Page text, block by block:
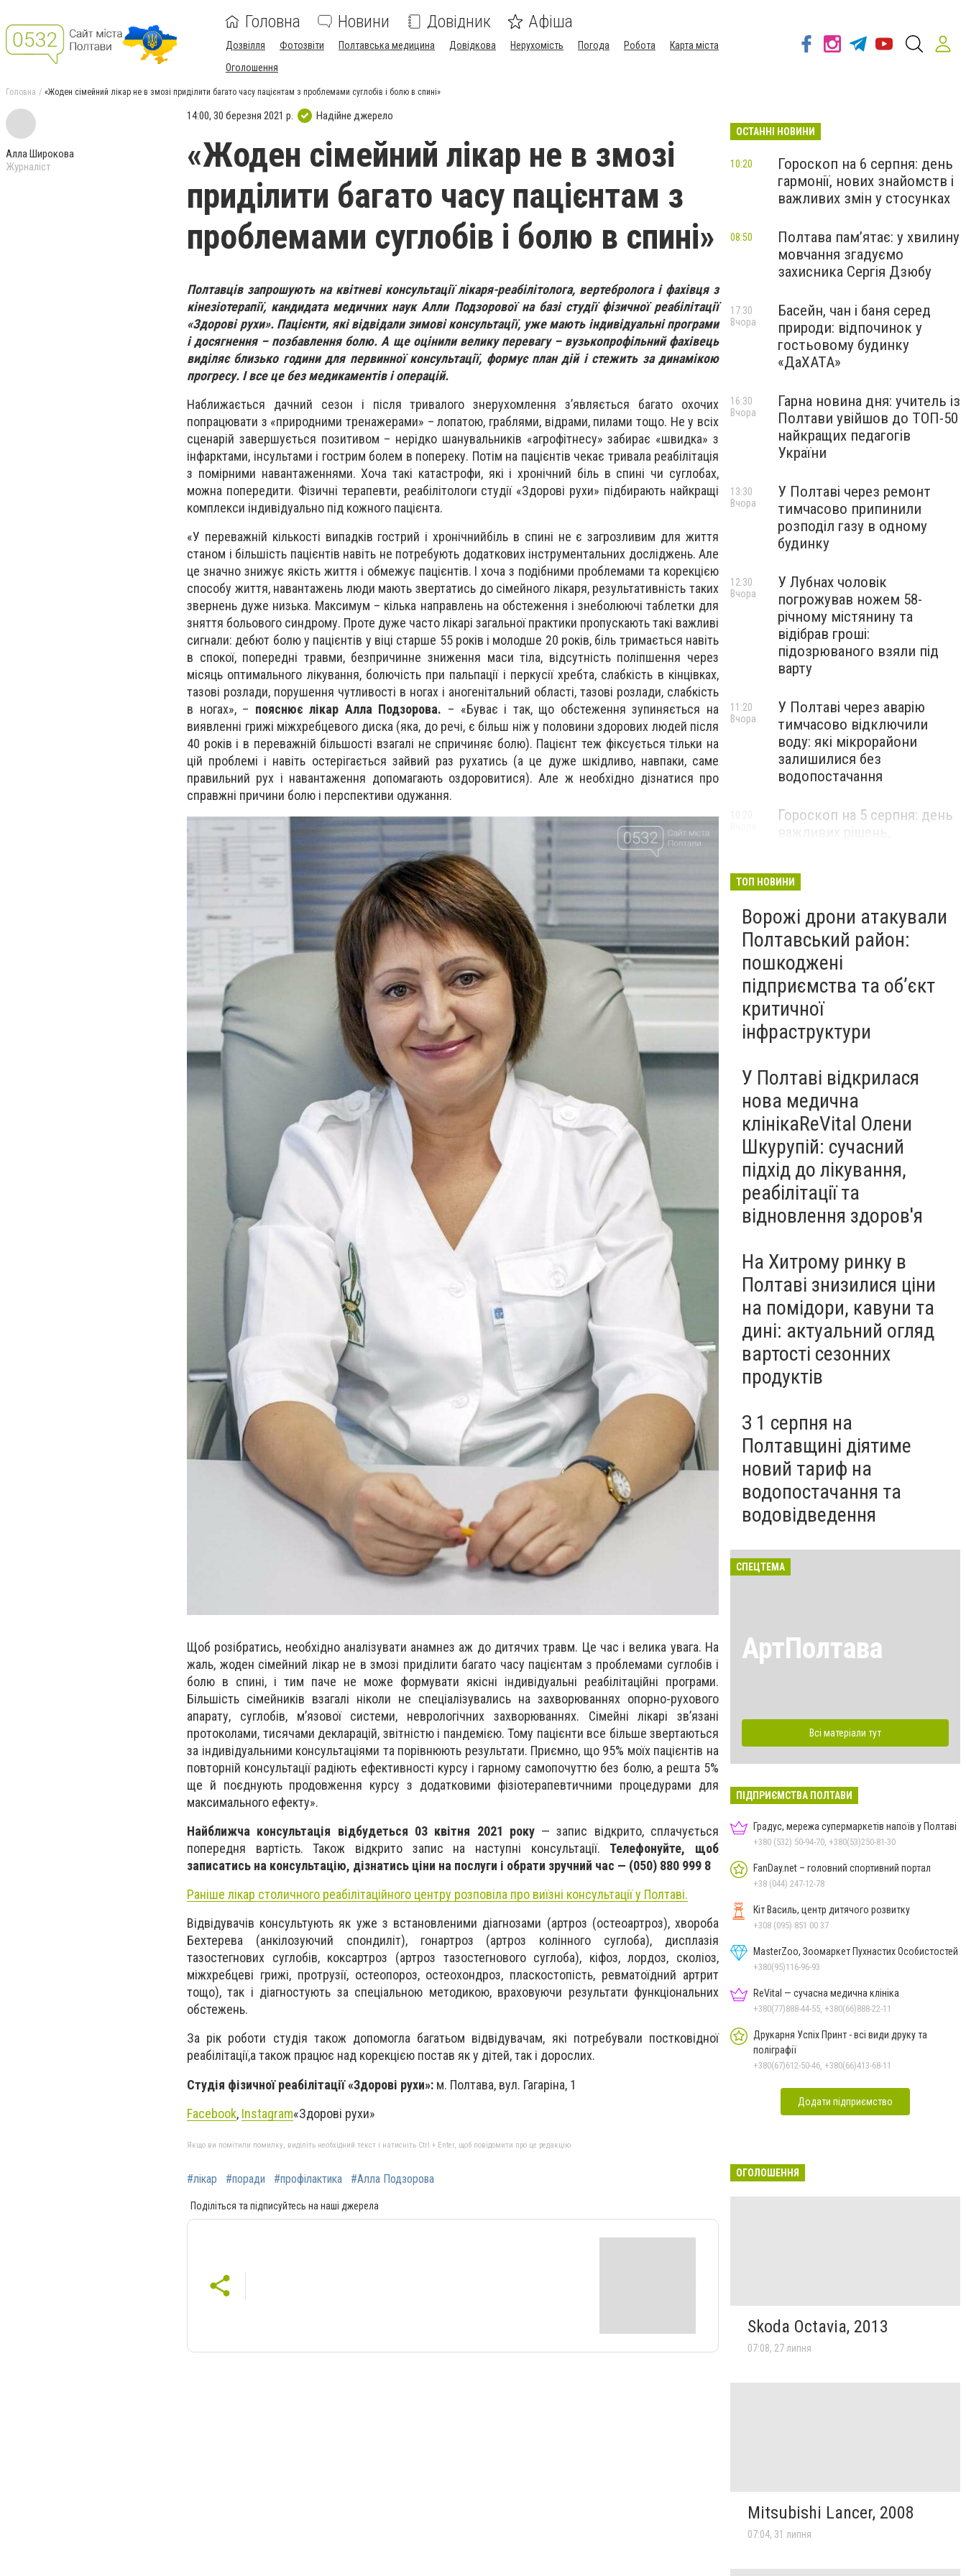
Головна Новини Довідник Афіша
Дозвілля Фотозвіти Полтавська медицина Довідкова Нерухомість Погода Робота
Карта міста
Оголошення
Головна «Жоден сімейний лікар не в змозі приділити багато часу пацієнтам з проблемами суглобів і болю в спині»
Алла Широкова
Журналіст
14:00, 30 березня 2021 р. Надійне джерело
«Жоден сімейний лікар не в змозі
приділити багато часу пацієнтам з
проблемами суглобів і болю в спині»
Полтавців запрошують на квітневі консультації лікаря-реабілітолога, вертебролога і фахівця з
кінезіотерапії, кандидата медичних наук Алли Подзорової на базі студії фізичної реабілітації
«Здорові рухи». Пацієнти, які відвідали зимові консультації, уже мають індивідуальні програми
і досягнення – позбавлення болю. А ще оцінили велику перевагу – вузькопрофільний фахівець
виділяє близько години для первинної консультації, формує план дій і стежить за динамікою
прогресу. І все це без медикаментів і операцій.
Наближається дачний сезон і після тривалого знерухомлення з’являється багато охочих
попрацювати з «природними тренажерами» – лопатою, граблями, відрами, пилами тощо. Не у всіх
сценарій завершується позитивом – нерідко шанувальників «агрофітнесу» забирає «швидка» з
інфарктами, інсультами і гострим болем в попереку. Потім на пацієнтів чекає тривала реабілітація
з помірними навантаженнями. Хоча такі катастрофи, які і хронічний біль в спині чи суглобах,
можна попередити. Фізичні терапевти, реабілітологи студії «Здорові рухи» підбирають найкращі
комплекси індивідуально під кожного пацієнта.
«У переважній кількості випадків гострий і хронічнийбіль в спині не є загрозливим для життя
станом і більшість пацієнтів навіть не потребують додаткових інструментальних досліджень. Але
це значно знижує якість життя і обмежує пацієнтів. І хоча з подібними проблемами та корекцією
способу життя, навантажень люди мають звертатись до сімейного лікаря, результативність таких
звернень дуже низька. Максимум – кілька направлень на обстеження і знеболюючі таблетки для
зняття больового синдрому. Проте дуже часто лікарі загальної практики пропускають такі важливі
сигнали: дебют болю у пацієнтів у віці старше 55 років і молодше 20 років, біль тримається навіть
в спокої, попередні травми, безпричинне зниження маси тіла, відсутність поліпшення через
місяць оптимального лікування, болючість при пальпації і перкусії хребта, слабкість в кінцівках,
тазові розлади, порушення чутливості в ногах і аногенітальний області, тазові розлади, слабкість
в ногах», – пояснює лікар Алла Подзорова. – «Буває і так, що обстеження зупиняється на
виявленні грижі міжхребцевого диска (яка, до речі, є більш ніж у половини здорових людей після
40 років і в переважній більшості взагалі не спричиняє болю). Пацієнт теж фіксується тільки на
цій проблемі і навіть остерігається зайвий раз рухатись (а це дуже шкідливо, навпаки, саме
правильний рух і навантаження допомагають оздоровитися). Але ж необхідно дізнатися про
справжні причини болю і перспективи одужання.
Щоб розібратись, необхідно аналізувати анамнез аж до дитячих травм. Це час і велика увага. На
жаль, жоден сімейний лікар не в змозі приділити багато часу пацієнтам з проблемами суглобів і
болю в спині, і тим паче не може формувати якісні індивідуальні реабілітаційні програми.
Більшість сімейників взагалі ніколи не спеціалізувались на захворюваннях опорно-рухового
апарату, суглобів, м’язової системи, неврологічних захворюваннях. Сімейні лікарі зв’язані
протоколами, тисячами декларацій, звітністю і пандемією. Тому пацієнти все більше звертаються
за індивідуальними консультаціями та порівнюють результати. Приємно, що 95% моїх пацієнтів на
повторній консультації радіють ефективності курсу і гарному самопочуттю без болю, а решта 5%
ще й поєднують продовження курсу з додатковими фізіотерапевтичними процедурами для
максимального ефекту».
Найближча консультація відбудеться 03 квітня 2021 року— запис відкрито, сплачується
попередня вартість. Також відкрито запис на наступні консультації. Телефонуйте, щоб
записатись на консультацію, дізнатись ціни на послуги і обрати зручний час — (050) 880 999 8
Раніше лікар столичного реабілітаційного центру розповіла про виїзні консультації у Полтаві.
Відвідувачів консультують як уже з встановленими діагнозами (артроз (остеоартроз), хвороба
Бехтерева (анкілозуючий спондиліт), гонартроз (артроз колінного суглоба), дисплазія
тазостегнових суглобів, коксартроз (артроз тазостегнового суглоба), кіфоз, лордоз, сколіоз,
міжхребцеві грижі, протрузії, остеопороз, остеохондроз, пласкостопість, ревматоїдний артрит
тощо), так і діагностують за спеціальною методикою, враховуючи результати функціональних
обстежень.
За рік роботи студія також допомогла багатьом відвідувачам, які потребували постковідної
реабілітації,а також працює над корекцією постав як у дітей, так і дорослих.
Студія фізичної реабілітації «Здорові рухи»: м. Полтава, вул. Гагаріна, 1
Facebook, Instagram«Здорові рухи»
Якщо ви помітили помилку, виділіть необхідний текст і натисніть Ctrl + Enter, щоб повідомити про це редакцію
#лікар #поради #профілактика #Алла Подзорова
Поділіться та підписуйтесь на наші джерела
ОСТАННІ НОВИНИ
Гороскоп на 6 серпня: день
гармонії, нових знайомств і
важливих змін у стосунках
10:20
Полтава пам’ятає: у хвилину
мовчання згадуємо
захисника Сергія Дзюбу
08:50
Басейн, чан і баня серед
природи: відпочинок у
гостьовому будинку
«ДаХАТА»
17:30
Вчора
Гарна новина дня: учитель із
Полтави увійшов до ТОП-50
найкращих педагогів
України
16:30
Вчора
У Полтаві через ремонт
тимчасово припинили
розподіл газу в одному
будинку
13:30
Вчора
У Лубнах чоловік
погрожував ножем 58-
річному містянину та
відібрав гроші:
підозрюваного взяли під
варту
12:30
Вчора
У Полтаві через аварію
тимчасово відключили
воду: які мікрорайони
залишилися без
водопостачання
11:20
Вчора
Гороскоп на 5 серпня: день
ТОП НОВИНИ
Ворожі дрони атакували
Полтавський район:
пошкоджені
підприємства та об’єкт
критичної
інфраструктури
У Полтаві відкрилася
нова медична
клінікаReVital Олени
Шкурупій: сучасний
підхід до лікування,
реабілітації та
відновлення здоров'я
На Хитрому ринку в
Полтаві знизилися ціни
на помідори, кавуни та
дині: актуальний огляд
вартості сезонних
продуктів
З 1 серпня на
Полтавщині діятиме
новий тариф на
водопостачання та
водовідведення
СПЕЦТЕМА
АртПолтава
Всі матеріали тут
ПІДПРИЄМСТВА ПОЛТАВИ
Градус, мережа супермаркетів напоїв у Полтаві
+380 (532) 50-94-70, +380(53)250-81-30
FanDay.net – головний спортивний портал
+38 (044) 247-12-78
Кіт Василь, центр дитячого розвитку
+308 (095) 851 00 37
MasterZoo, Зоомаркет Пухнастих Особистостей
+380(95)116-96-93
ReVital — сучасна медична клініка
+380(77)888-44-55, +380(66)888-22-11
Друкарня Успіх Принт - всі види друку та
поліграфії
+380(67)612-50-46, +380(66)413-68-11
Додати підприємство
ОГОЛОШЕННЯ
Skoda Octavia, 2013
07:08, 27 липня
Mitsubishi Lancer, 2008
07:04, 31 липня